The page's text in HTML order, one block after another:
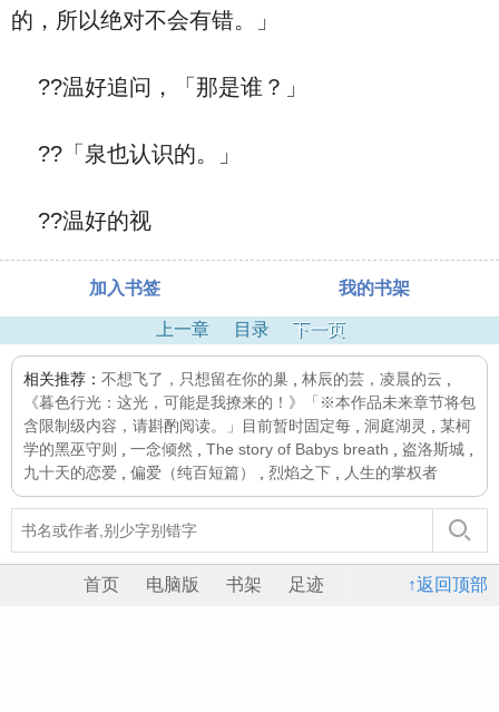
的，所以绝对不会有错。」
??温好追问，「那是谁？」
??「泉也认识的。」
??温好的视
加入书签 我的书架
上一章 目录 下一页
相关推荐： 不想飞了，只想留在你的巢 林辰的芸，凌晨的云
《暮色行光：这光，可能是我撩来的！》「※本作品未来章节将包
含限制级内容，请斟酌阅读。」目前暂时固定每
洞庭湖灵
某柯
学的黑巫守则
一念倾然 The story of Babys breath 盗洛斯城
九十天的恋爱
偏爱（纯百短篇） 烈焰之下 人生的掌权者
↑返回顶部
首页 电脑版 书架 足迹